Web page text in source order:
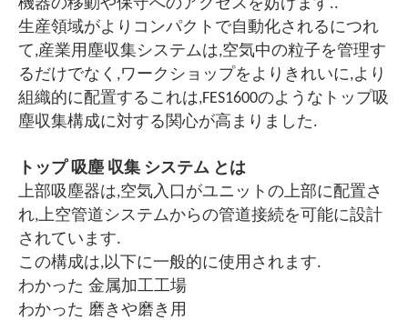
機器の移動や保守へのアクセスを妨げます..
生産領域がよりコンパクトで自動化されるにつれ
て,産業用塵収集システムは,空気中の粒子を管理す
るだけでなく,ワークショップをよりきれいに,より
組織的に配置するこれは,FES1600のようなトップ吸
塵収集構成に対する関心が高まりました.
トップ 吸塵 収集 システム とは
上部吸塵器は,空気入口がユニットの上部に配置さ
れ,上空管道システムからの管道接続を可能に設計
されています.
この構成は,以下に一般的に使用されます.
わかった 金属加工工場
わかった 磨きや磨き用